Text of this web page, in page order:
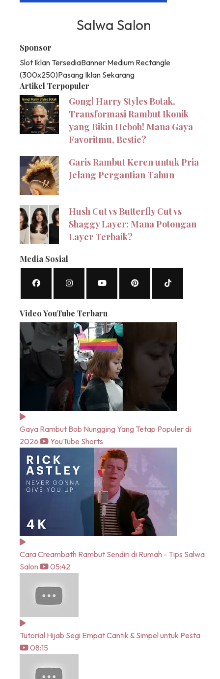
Salwa Salon
Sponsor
Slot Iklan TersediaBanner Medium Rectangle
(300x250)Pasang Iklan Sekarang
Artikel Terpopuler
Gong! Harry Styles Botak,
Transformasi Rambut Ikonik
yang Bikin Heboh! Mana Gaya
Favoritmu, Bestie?
Garis Rambut Keren untuk Pria
Jelang Pergantian Tahun
Hush Cut vs Butterfly Cut vs
Shaggy Layer: Mana Potongan
Layer Terbaik?
Media Sosial
Video YouTube Terbaru
Gaya Rambut Bob Nungging Yang Tetap Populer di
2026
YouTube Shorts
Cara Creambath Rambut Sendiri di Rumah - Tips Salwa
Salon
05:42
Tutorial Hijab Segi Empat Cantik & Simpel untuk Pesta
08:15